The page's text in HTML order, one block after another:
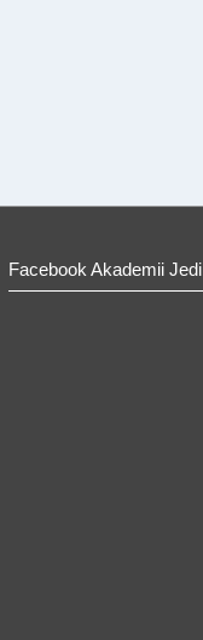
Facebook Akademii Jedi